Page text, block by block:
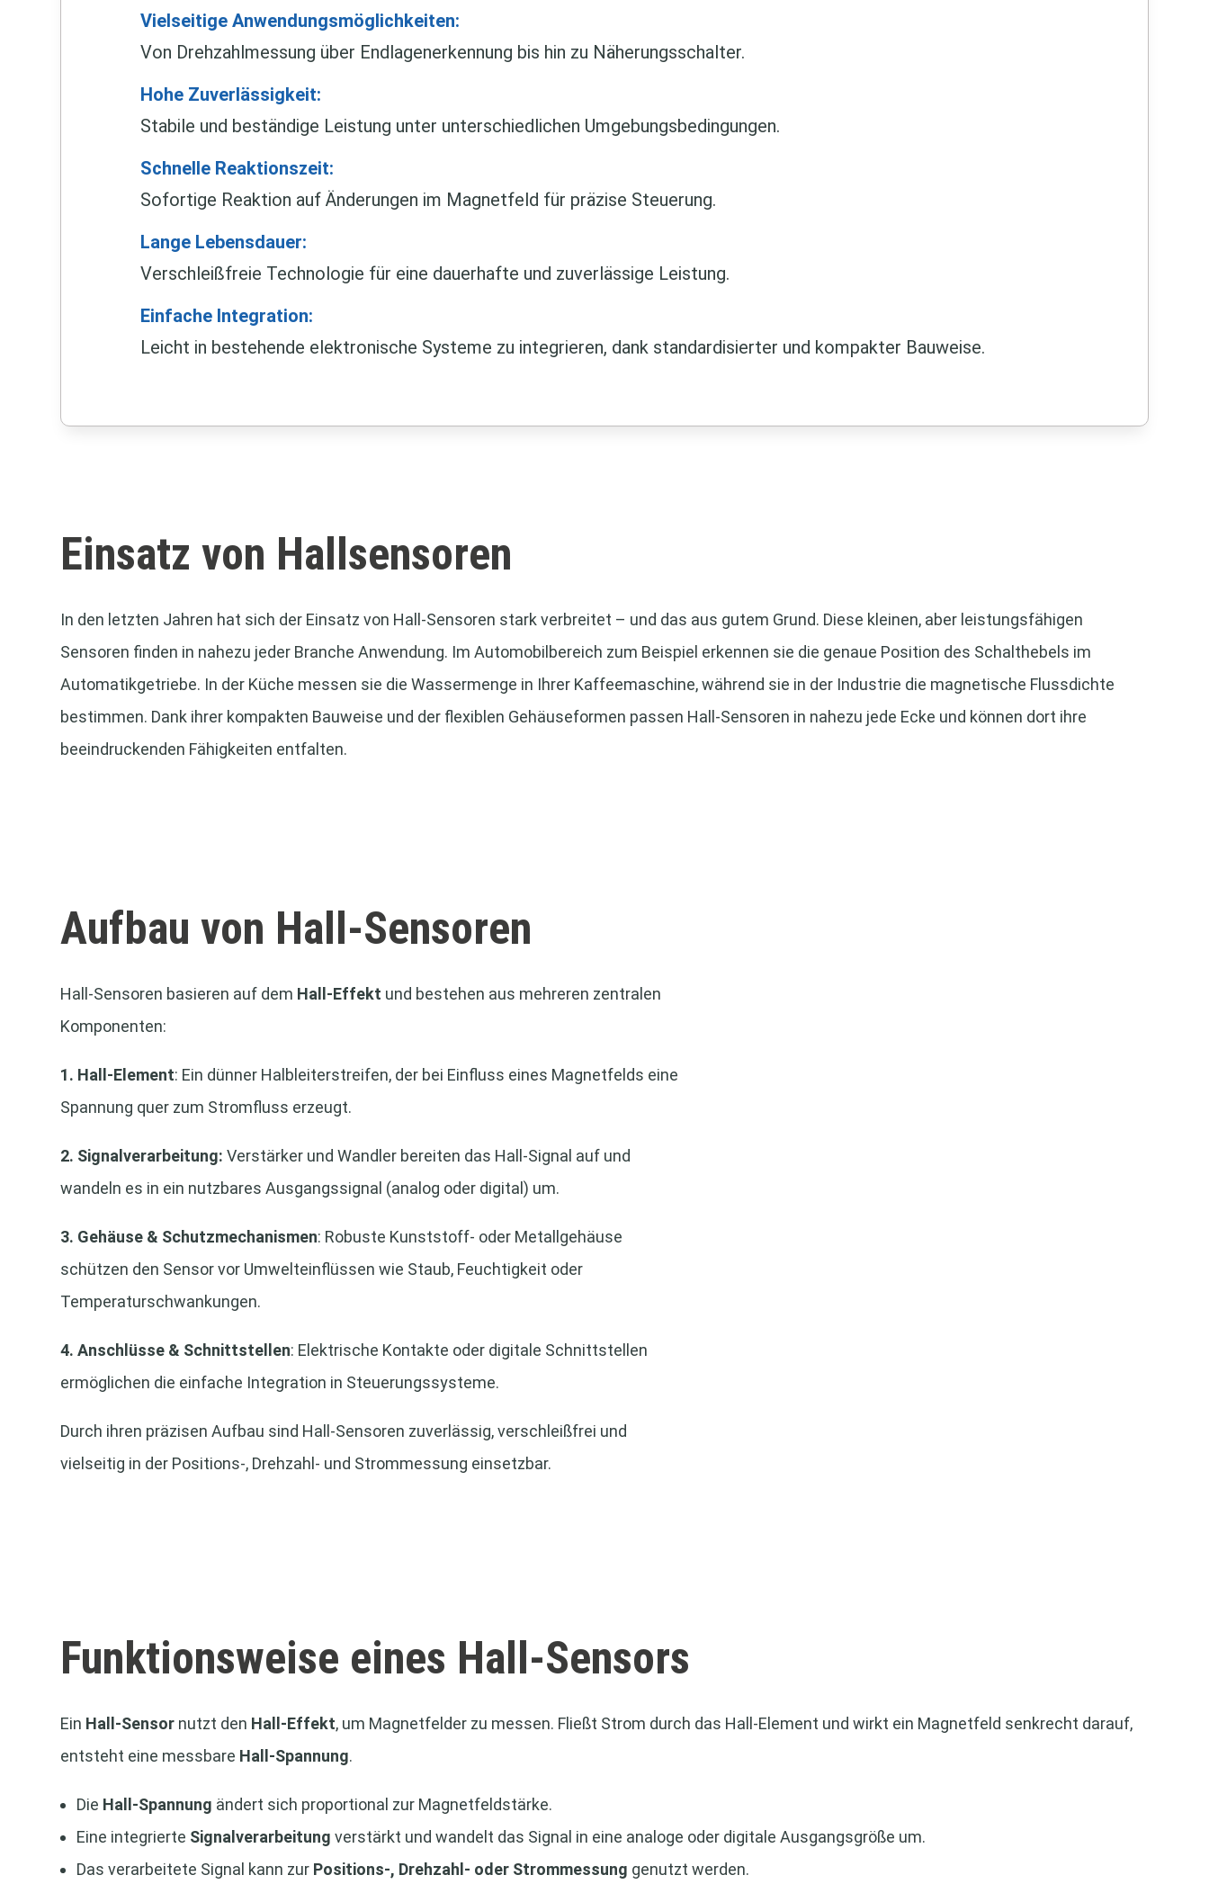
Vielseitige Anwendungsmöglichkeiten:
Von Drehzahlmessung über Endlagenerkennung bis hin zu Näherungsschalter.
Hohe Zuverlässigkeit:
Stabile und beständige Leistung unter unterschiedlichen Umgebungsbedingungen.
Schnelle Reaktionszeit:
Sofortige Reaktion auf Änderungen im Magnetfeld für präzise Steuerung.
Lange Lebensdauer:
Verschleißfreie Technologie für eine dauerhafte und zuverlässige Leistung.
Einfache Integration:
Leicht in bestehende elektronische Systeme zu integrieren, dank standardisierter und kompakter Bauweise.
Einsatz von Hallsensoren
In den letzten Jahren hat sich der Einsatz von Hall-Sensoren stark verbreitet – und das aus gutem Grund. Diese kleinen, aber leistungsfähigen
Sensoren finden in nahezu jeder Branche Anwendung. Im Automobilbereich zum Beispiel erkennen sie die genaue Position des Schalthebels im
Automatikgetriebe. In der Küche messen sie die Wassermenge in Ihrer Kaffeemaschine, während sie in der Industrie die magnetische Flussdichte
bestimmen. Dank ihrer kompakten Bauweise und der flexiblen Gehäuseformen passen Hall-Sensoren in nahezu jede Ecke und können dort ihre
beeindruckenden Fähigkeiten entfalten.
Aufbau von Hall-Sensoren
Hall-Sensoren basieren auf dem Hall-Effekt und bestehen aus mehreren zentralen
Komponenten:
1. Hall-Element: Ein dünner Halbleiterstreifen, der bei Einfluss eines Magnetfelds eine
Spannung quer zum Stromfluss erzeugt.
2. Signalverarbeitung: Verstärker und Wandler bereiten das Hall-Signal auf und
wandeln es in ein nutzbares Ausgangssignal (analog oder digital) um.
3. Gehäuse & Schutzmechanismen: Robuste Kunststoff- oder Metallgehäuse
schützen den Sensor vor Umwelteinflüssen wie Staub, Feuchtigkeit oder
Temperaturschwankungen.
4. Anschlüsse & Schnittstellen: Elektrische Kontakte oder digitale Schnittstellen
ermöglichen die einfache Integration in Steuerungssysteme.
Durch ihren präzisen Aufbau sind Hall-Sensoren zuverlässig, verschleißfrei und
vielseitig in der Positions-, Drehzahl- und Strommessung einsetzbar.
Funktionsweise eines Hall-Sensors
Ein Hall-Sensor nutzt den Hall-Effekt, um Magnetfelder zu messen. Fließt Strom durch das Hall-Element und wirkt ein Magnetfeld senkrecht darauf,
entsteht eine messbare Hall-Spannung.
Die Hall-Spannung ändert sich proportional zur Magnetfeldstärke.
Eine integrierte Signalverarbeitung verstärkt und wandelt das Signal in eine analoge oder digitale Ausgangsgröße um.
Das verarbeitete Signal kann zur Positions-, Drehzahl- oder Strommessung genutzt werden.